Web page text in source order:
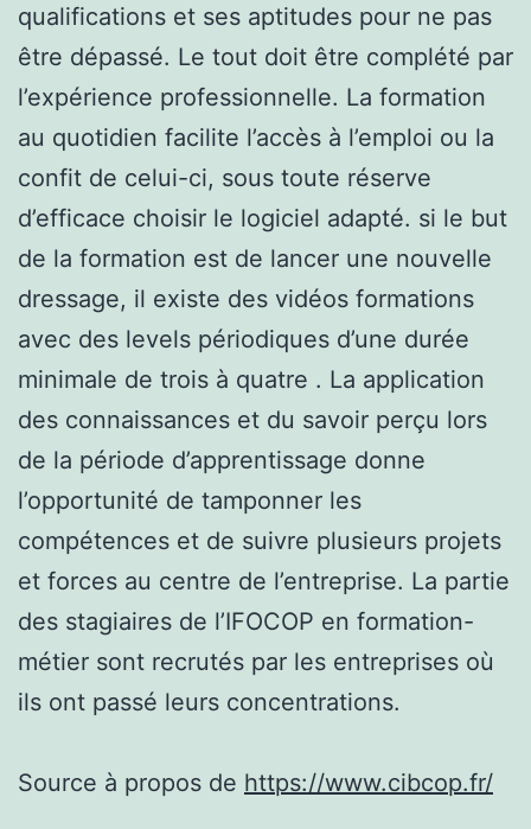
qualifications et ses aptitudes pour ne pas
être dépassé. Le tout doit être complété par
l’expérience professionnelle. La formation
au quotidien facilite l’accès à l’emploi ou la
confit de celui-ci, sous toute réserve
d’efficace choisir le logiciel adapté. si le but
de la formation est de lancer une nouvelle
dressage, il existe des vidéos formations
avec des levels périodiques d’une durée
minimale de trois à quatre . La application
des connaissances et du savoir perçu lors
de la période d’apprentissage donne
l’opportunité de tamponner les
compétences et de suivre plusieurs projets
et forces au centre de l’entreprise. La partie
des stagiaires de l’IFOCOP en formation-
métier sont recrutés par les entreprises où
ils ont passé leurs concentrations.
Source à propos de https://www.cibcop.fr/